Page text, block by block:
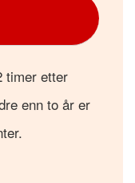
timer etter
enn to år er